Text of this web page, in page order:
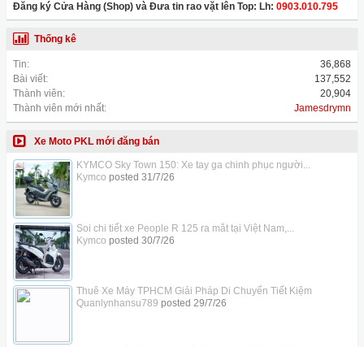
Đăng ký Cửa Hàng (Shop) và Đưa tin rao vặt lên Top: Lh: 0903.010.795
Thống kê
Tin:
36,868
Bài viết:
137,552
Thành viên:
20,904
Thành viên mới nhất:
Jamesdrymn
Xe Moto PKL mới đăng bán
KYMCO Sky Town 150: Xe tay ga chinh phục người...
Kymco posted 31/7/26
Soi chi tiết xe People R 125 ra mắt tại Việt Nam,...
Kymco posted 30/7/26
Thuê Xe Máy TPHCM Giải Pháp Di Chuyển Tiết Kiệm
Quanlynhansu789 posted 29/7/26